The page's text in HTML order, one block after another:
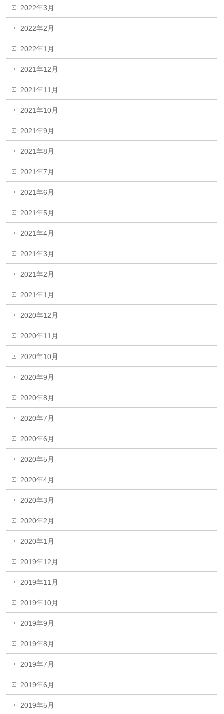
2022年3月
2022年2月
2022年1月
2021年12月
2021年11月
2021年10月
2021年9月
2021年8月
2021年7月
2021年6月
2021年5月
2021年4月
2021年3月
2021年2月
2021年1月
2020年12月
2020年11月
2020年10月
2020年9月
2020年8月
2020年7月
2020年6月
2020年5月
2020年4月
2020年3月
2020年2月
2020年1月
2019年12月
2019年11月
2019年10月
2019年9月
2019年8月
2019年7月
2019年6月
2019年5月